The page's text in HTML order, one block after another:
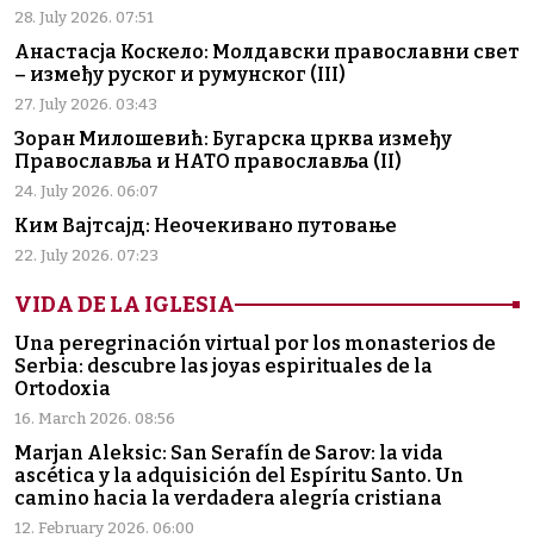
28. July 2026. 07:51
Анастасја Коскело: Молдавски православни свет
– између руског и румунског (III)
27. July 2026. 03:43
Зоран Милошевић: Бугарска црква између
Православља и НАТО православља (II)
24. July 2026. 06:07
Ким Вајтсајд: Неочекивано путовање
22. July 2026. 07:23
VIDA DE LA IGLESIA
Una peregrinación virtual por los monasterios de
Serbia: descubre las joyas espirituales de la
Ortodoxia
16. March 2026. 08:56
Marjan Aleksic: San Serafín de Sarov: la vida
ascética y la adquisición del Espíritu Santo. Un
camino hacia la verdadera alegría cristiana
12. February 2026. 06:00